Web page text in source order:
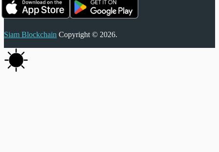
Siam Blockchain Copyright © 2026.